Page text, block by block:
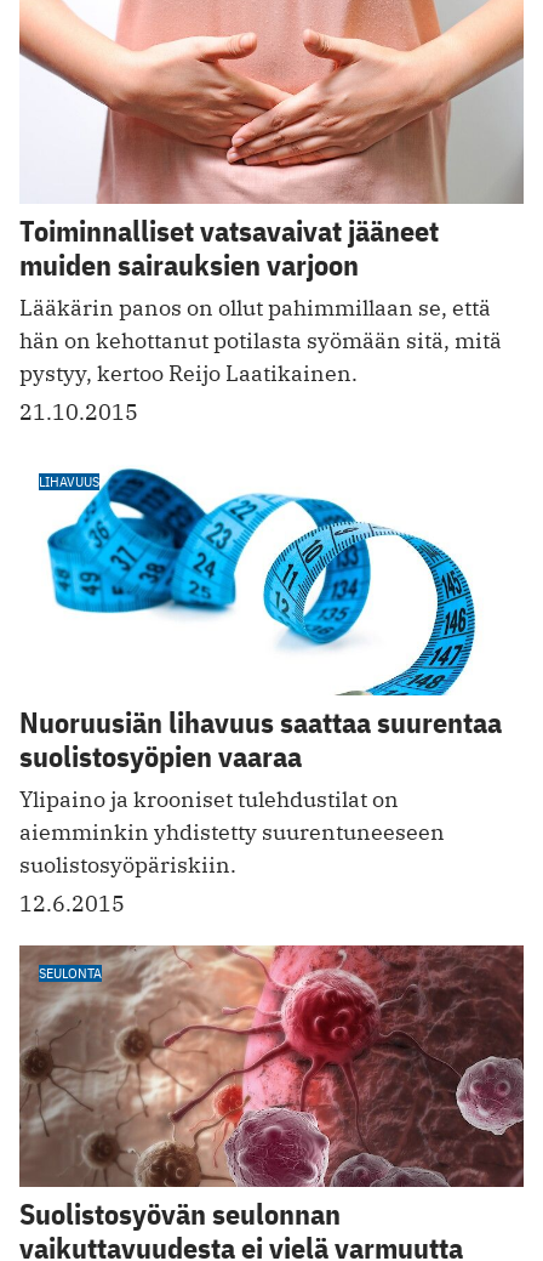
Toiminnalliset vatsavaivat jääneet
muiden sairauksien varjoon
Lääkärin panos on ollut pahimmillaan se, että
hän on kehottanut potilasta syömään sitä, mitä
pystyy, kertoo Reijo Laatikainen.
21.10.2015
LIHAVUUS
Nuoruusiän lihavuus saattaa suurentaa
suolistosyöpien vaaraa
Ylipaino ja krooniset tulehdustilat on
aiemminkin yhdistetty suurentuneeseen
suolistosyöpäriskiin.
12.6.2015
SEULONTA
Suolistosyövän seulonnan
vaikuttavuudesta ei vielä varmuutta